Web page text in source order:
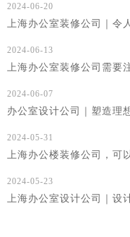
2024-06-20
上海办公室装修公司｜令
2024-06-13
上海办公室装修公司需要
2024-06-07
办公室设计公司｜塑造理
2024-05-31
上海办公楼装修公司，可
2024-05-23
上海办公室设计公司｜设